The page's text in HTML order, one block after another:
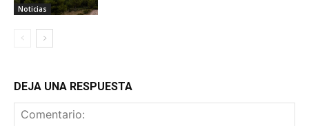
Noticias
DEJA UNA RESPUESTA